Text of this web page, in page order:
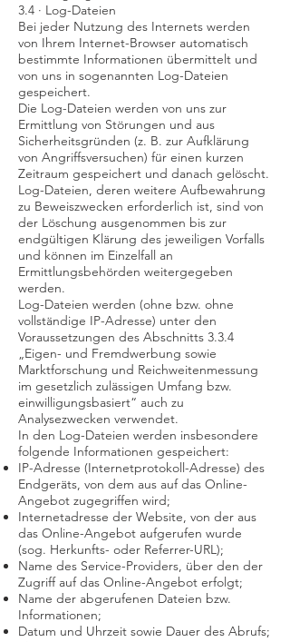
3.4 · Log-Dateien
Bei jeder Nutzung des Internets werden
von Ihrem Internet-Browser automatisch
bestimmte Informationen übermittelt und
von uns in sogenannten Log-Dateien
gespeichert.
Die Log-Dateien werden von uns zur
Ermittlung von Störungen und aus
Sicherheitsgründen (z. B. zur Aufklärung
von Angriffsversuchen) für einen kurzen
Zeitraum gespeichert und danach gelöscht.
Log-Dateien, deren weitere Aufbewahrung
zu Beweiszwecken erforderlich ist, sind von
der Löschung ausgenommen bis zur
endgültigen Klärung des jeweiligen Vorfalls
und können im Einzelfall an
Ermittlungsbehörden weitergegeben
werden.
Log-Dateien werden (ohne bzw. ohne
vollständige IP-Adresse) unter den
Voraussetzungen des Abschnitts 3.3.4
„Eigen- und Fremdwerbung sowie
Marktforschung und Reichweitenmessung
im gesetzlich zulässigen Umfang bzw.
einwilligungsbasiert“ auch zu
Analysezwecken verwendet.
In den Log-Dateien werden insbesondere
folgende Informationen gespeichert:
IP-Adresse (Internetprotokoll-Adresse) des
Endgeräts, von dem aus auf das Online-
Angebot zugegriffen wird;
Internetadresse der Website, von der aus
das Online-Angebot aufgerufen wurde
(sog. Herkunfts- oder Referrer-URL);
Name des Service-Providers, über den der
Zugriff auf das Online-Angebot erfolgt;
Name der abgerufenen Dateien bzw.
Informationen;
Datum und Uhrzeit sowie Dauer des Abrufs;